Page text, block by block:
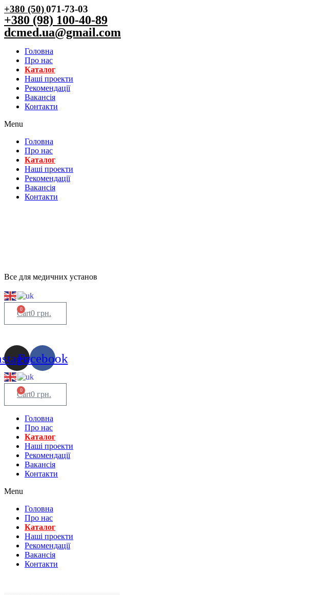
+380 (50)071-73-03
+380 (98) 100-40-89
dcmed.ua@gmail.com
Головна
Про нас
Каталог
Нашi проекти
Рекомендації
Вакансiя
Контакти
Menu
Головна
Про нас
Каталог
Нашi проекти
Рекомендації
Вакансiя
Контакти
Все для медичних установ
0 грн.
0
Cart
Facebook
0 грн.
0
Cart
Головна
Про нас
Каталог
Нашi проекти
Рекомендації
Вакансiя
Контакти
Menu
Головна
Про нас
Каталог
Нашi проекти
Рекомендації
Вакансiя
Контакти